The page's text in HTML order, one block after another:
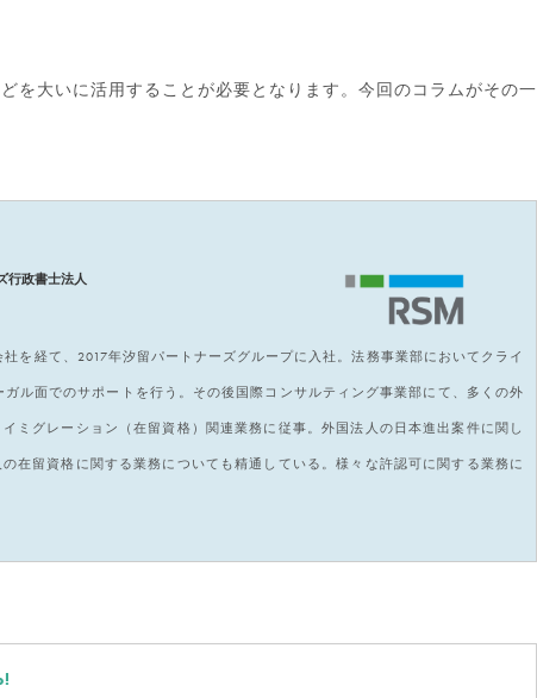
を大いに活用することが必要となります。今回のコラムがその一
行政書士法人
を経て、2017年汐留パートナーズグループに入社。法務事業部においてクライ
ガル面でのサポートを行う。その後国際コンサルティング事業部にて、多くの外
ミグレーション（在留資格）関連業務に従事。外国法人の日本進出案件に関し
在留資格に関する業務についても精通している。様々な許認可に関する業務に